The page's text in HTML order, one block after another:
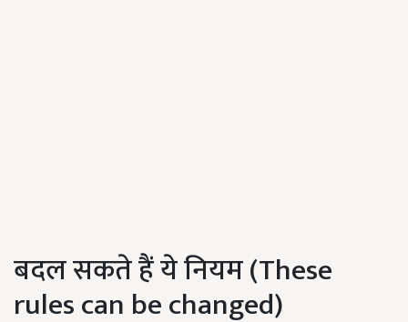
बदल सकते हैं ये नियम (These
rules can be changed)